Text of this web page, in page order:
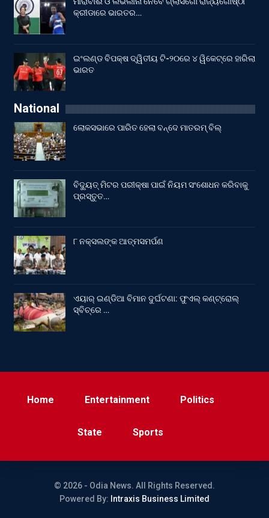
କ୍ରୀଡାରେ ଭାରତର…
ଇଂଲଣ୍ଡ ବିପକ୍ଷ ଦ୍ୱିତୀୟ ଟି-୨୦ରେ ୪ ୱିକେଟ୍‌ରେ ହାରିଲା
ଭାରତ
National
ଲୋକସଭାରେ ପାରିତ ହେଲା ବନ୍ଦେ ମାତରମ୍‌ ବିଲ୍‌
ବିଦ୍ୟୁତ୍ ମିଟର ପରୀକ୍ଷା ପାଇଁ ନିୟମ ସଂଶୋଧନ କରିବାକୁ
ପ୍ରସ୍ତୁତ…
୮ ନକ୍ସଲଙ୍କ ଆତ୍ମସମର୍ପଣ
ଏୟାର୍ ଇଣ୍ଡିଆ ବିମାନ ଦୁର୍ଘଟଣା: ଫୁଏଲ୍‌ କଣ୍ଟ୍ରୋଲ୍‌
ସ୍ବିଚ୍‌ରେ …
Home Entertainment Politics
State Sports
© 2026 - Odia News. All Rights Reserved.
Powered By: Intraxis Business Limited